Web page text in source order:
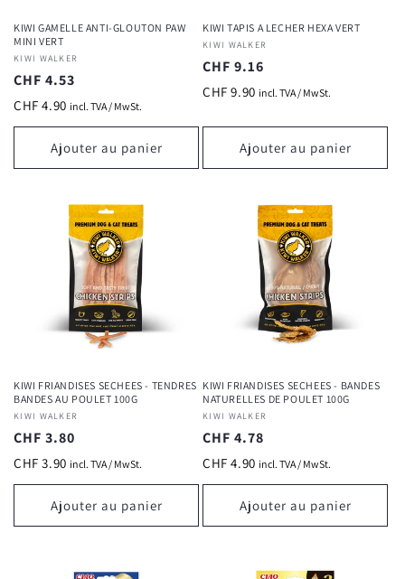
KIWI GAMELLE ANTI-GLOUTON PAW
MINI VERT
Fournisseur :
KIWI WALKER
Prix
habituel
CHF 4.53
CHF 4.90 incl. TVA / MwSt.
Ajouter au panier
KIWI TAPIS A LECHER HEXA VERT
Fournisseur :
KIWI WALKER
Prix
habituel
CHF 9.16
CHF 9.90 incl. TVA / MwSt.
Ajouter au panier
KIWI FRIANDISES SECHEES - TENDRES
BANDES AU POULET 100G
Fournisseur :
KIWI WALKER
Prix
habituel
CHF 3.80
CHF 3.90 incl. TVA / MwSt.
Ajouter au panier
KIWI FRIANDISES SECHEES - BANDES
NATURELLES DE POULET 100G
Fournisseur :
KIWI WALKER
Prix
habituel
CHF 4.78
CHF 4.90 incl. TVA / MwSt.
Ajouter au panier